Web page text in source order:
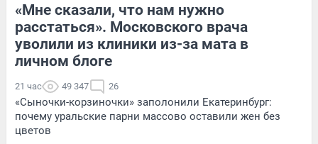
«Мне сказали, что нам нужно
расстаться». Московского врача
уволили из клиники из-за мата в
личном блоге
21 час 49 347 26
«Сыночки-корзиночки» заполонили Екатеринбург:
почему уральские парни массово оставили жен без
цветов